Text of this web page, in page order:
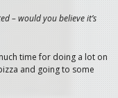
– would you believe it’s
time for doing a lot on
and going to some